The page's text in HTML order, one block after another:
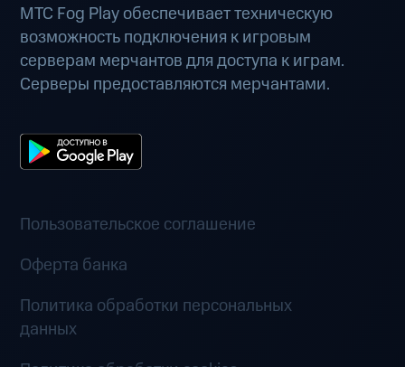
МТС Fog Play обеспечивает техническую
возможность подключения к игровым
серверам мерчантов для доступа к играм.
Серверы предоставляются мерчантами.
Пользовательское соглашение
Оферта банка
Политика обработки персональных
данных